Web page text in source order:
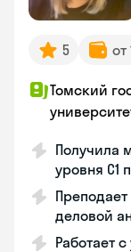
5 от
Томский
Получила
уровня C1
деловой
Работает